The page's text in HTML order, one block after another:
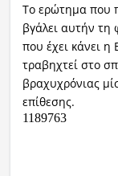
Το ερώτημα που
βγάλει αυτήν τη
που έχει κάνει η
τραβηχτεί στο
βραχυχρόνιας
επίθεσης.